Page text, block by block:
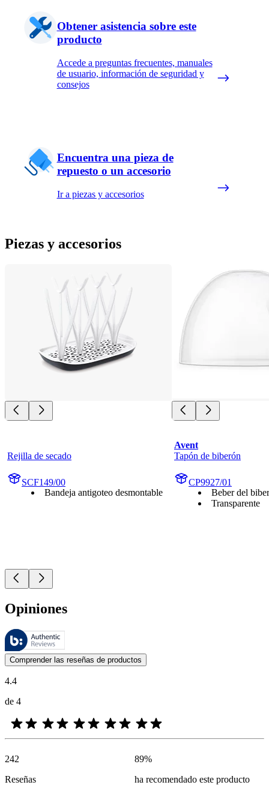
Obtener asistencia sobre este
producto
Accede a preguntas frecuentes, manuales
de usuario, información de seguridad y
consejos
Encuentra una pieza de
repuesto o un accesorio
Ir a piezas y accesorios
Piezas y accesorios
Rejilla de secado
SCF149/00
Bandeja antigoteo desmontable
Avent
Tapón de biberón
CP9927/01
Beber del
Transparente
Opiniones
Estas reseñas las gestiona Bazaarvoice y cumplen con la política de
Las opiniones de los clientes en forma de reseñas de productos y
Comprender las reseñas de productos
4.4
de 4
242
Reseñas
89%
ha recomendado este producto